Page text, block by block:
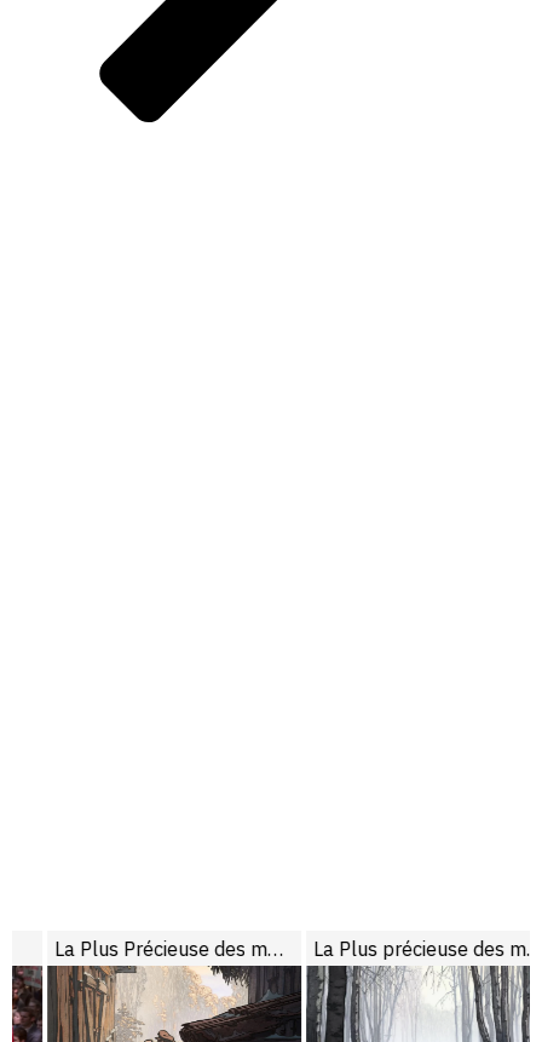
La Plus Précieuse des marchandises La Plus précieuse des marchandises